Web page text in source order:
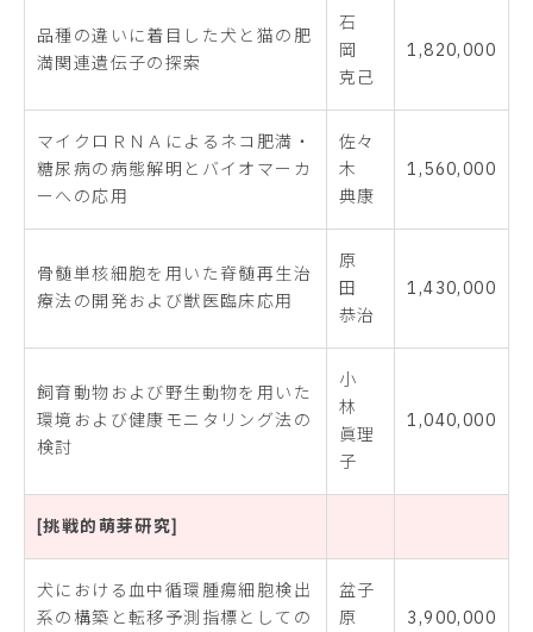
品種の違いに着目した犬と猫の肥
満関連遺伝子の探索
石
岡
克己
1,820,000
マイクロＲＮＡによるネコ肥満・
糖尿病の病態解明とバイオマーカ
ーへの応用
佐々
木
典康
1,560,000
骨髄単核細胞を用いた脊髄再生治
療法の開発および獣医臨床応用
原
田
恭治
1,430,000
飼育動物および野生動物を用いた
環境および健康モニタリング法の
検討
小
林
眞理
子
1,040,000
[挑戦的萌芽研究]
犬における血中循環腫瘍細胞検出
系の構築と転移予測指標としての
盆子
原
3,900,000